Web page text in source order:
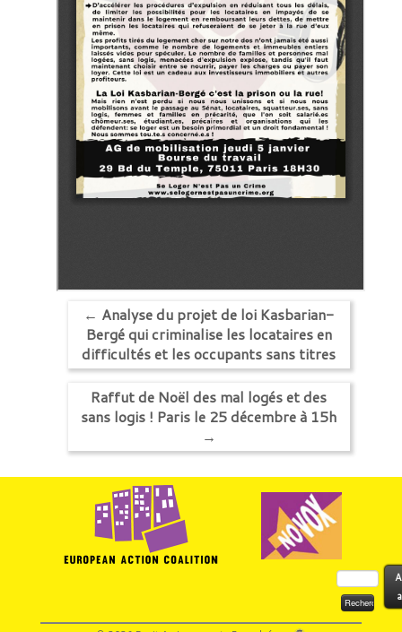
← Analyse du projet de loi Kasbarian-
Bergé qui criminalise les locataires en
difficultés et les occupants sans titres
Raffut de Noël des mal logés et des
sans logis ! Paris le 25 décembre à 15h
→
Rechercher :